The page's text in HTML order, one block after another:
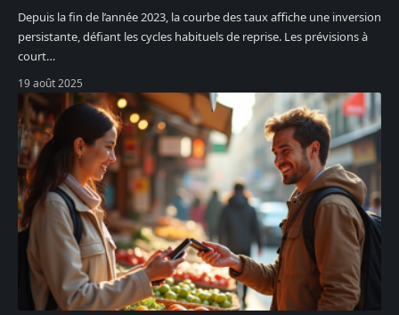
Depuis la fin de l’année 2023, la courbe des taux affiche une inversion
persistante, défiant les cycles habituels de reprise. Les prévisions à
court…
19 août 2025